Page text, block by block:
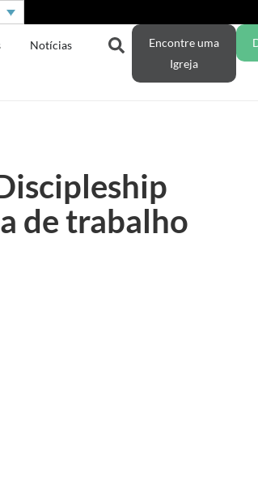
Notícias
Encontre uma
Igreja
de trabalho